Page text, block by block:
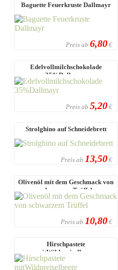
Baguette Feuerkruste Dallmayr
Preis ab 6,80 €
Edelvollmilchschokolade
35%Dallmayr
Preis ab 5,20 €
Strolghino auf Schneidebrett
Preis ab 13,50 €
Olivenöl mit dem Geschmack von
schwarzem Trüffel
Preis ab 10,80 €
Hirschpastete
mitWildpreiselbeere